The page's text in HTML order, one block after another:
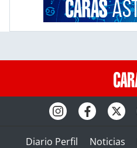
Diario Perfil Noticias